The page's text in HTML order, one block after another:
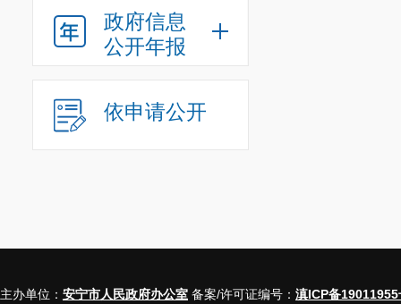
政府信息
公开年报
依申请公开
主办单位： 安宁市人民政府办公室 备案/许可证编号： 滇ICP备